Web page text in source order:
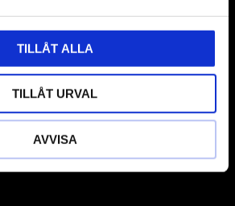
TILLÅT ALLA
TILLÅT URVAL
AVVISA